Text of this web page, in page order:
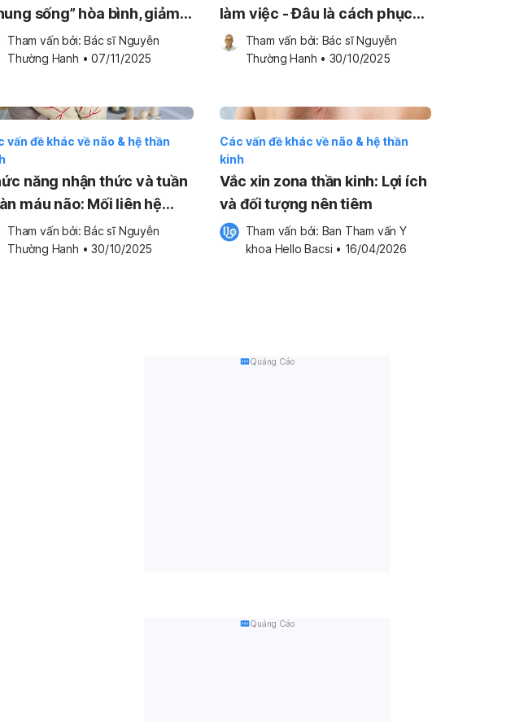
sống” hòa bình, giảm
lo chóng mặt, ù tai
Tham vấn bởi: Bác sĩ Nguyễn
Thường Hanh • 07/11/2025
làm việc - Đâu là cách phục
hồi nhanh hơn?
Tham vấn bởi: Bác sĩ Nguyễn
Thường Hanh • 30/10/2025
vấn đề khác về não & hệ thần
năng nhận thức và tuần
máu não: Mối liên hệ
bị bỏ quên
Tham vấn bởi: Bác sĩ Nguyễn
Thường Hanh • 30/10/2025
Các vấn đề khác về não & hệ thần
kinh
Vắc xin zona thần kinh: Lợi ích
và đối tượng nên tiêm
Tham vấn bởi: Ban Tham vấn Y
khoa Hello Bacsi • 16/04/2026
Quảng Cáo
Quảng Cáo